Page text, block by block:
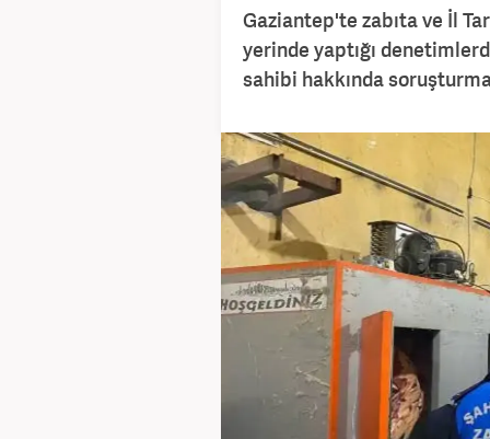
Gaziantep'te zabıta ve İl
yerinde yaptığı
sahibi hakkında